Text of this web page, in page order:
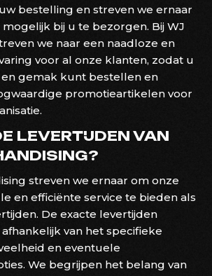
bestelling en streven we ernaar
bij u te bezorgen. Bij WJ
we naar een naadloze en
voor al onze klanten, zodat u
gemak kunt bestellen en
promotieartikelen voor
LEVERTIJDEN VAN
streven we ernaar om onze
en efficiënte service te bieden als
De exacte levertijden
van het specifieke
en eventuele
We begrijpen het belang van